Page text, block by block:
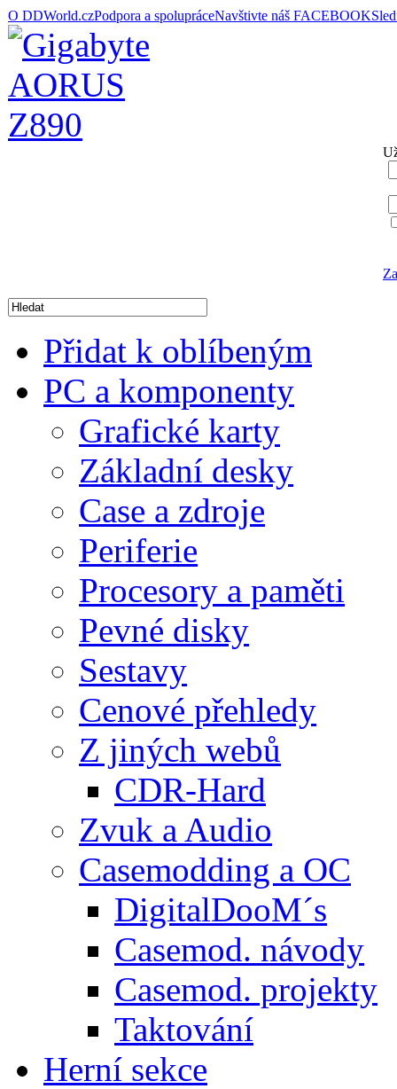
O DDWorld.czPodpora a spolupráceNavštivte náš FACEBOOK
Přidat k oblíbeným
PC a komponenty
Grafické karty
Základní desky
Case a zdroje
Periferie
Procesory a paměti
Pevné disky
Sestavy
Cenové přehledy
Z jiných webů
CDR-Hard
Zvuk a Audio
Casemodding a OC
DigitalDooM´s
Casemod. návody
Casemod. projekty
Taktování
Herní sekce